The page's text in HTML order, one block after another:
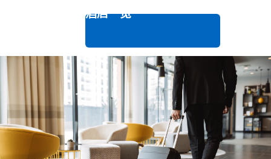
查看奈良酒店一览